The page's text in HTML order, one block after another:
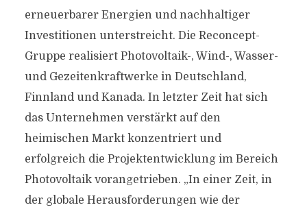
erneuerbarer Energien und nachhaltiger
Investitionen unterstreicht. Die Reconcept-
Gruppe realisiert Photovoltaik-, Wind-, Wasser-
und Gezeitenkraftwerke in Deutschland,
Finnland und Kanada. In letzter Zeit hat sich
das Unternehmen verstärkt auf den
heimischen Markt konzentriert und
erfolgreich die Projektentwicklung im Bereich
Photovoltaik vorangetrieben. „In einer Zeit, in
der globale Herausforderungen wie der